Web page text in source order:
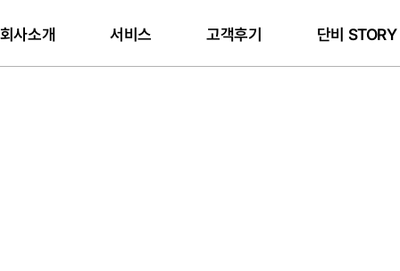
회사소개 서비스 고객후기 단비 STORY